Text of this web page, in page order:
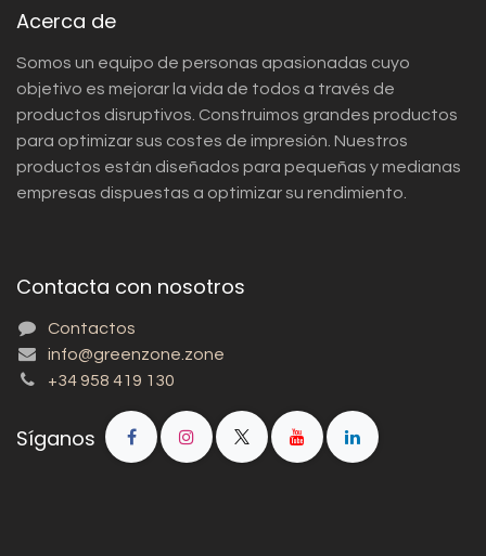
Acerca de
Somos un equipo de personas apasionadas cuyo
objetivo es mejorar la vida de todos a través de
productos disruptivos. Construimos grandes productos
para optimizar sus costes de impresión. Nuestros
productos están diseñados para pequeñas y medianas
empresas dispuestas a optimizar su rendimiento.
Contacta con nosotros
Contactos
info@greenzone.zone
+34 958 419 130
Síganos